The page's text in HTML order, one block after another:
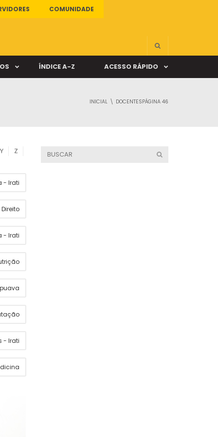
COMUNIDADE
ÍNDICE A-Z ACESSO RÁPIDO
INICIAL DOCENTESPÁGINA 46
Y Z
- Irati
Direito
- Irati
- Irati